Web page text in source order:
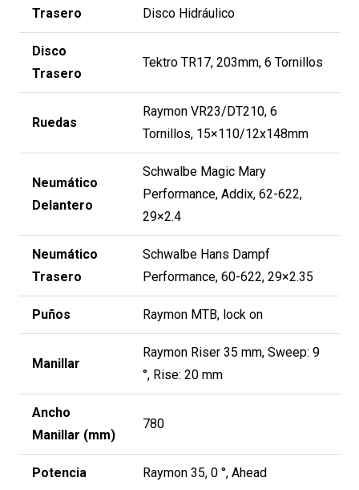
Trasero
Disco Hidráulico
Disco
Trasero
Tektro TR17, 203mm, 6 Tornillos
Ruedas
Raymon VR23/DT210, 6
Tornillos, 15×110/12x148mm
Neumático
Delantero
Schwalbe Magic Mary
Performance, Addix, 62-622,
29×2.4
Neumático
Trasero
Schwalbe Hans Dampf
Performance, 60-622, 29×2.35
Puños Raymon MTB, lock on
Manillar
Raymon Riser 35 mm, Sweep: 9
°, Rise: 20 mm
Ancho
Manillar (mm)
780
Potencia Raymon 35, 0 °, Ahead